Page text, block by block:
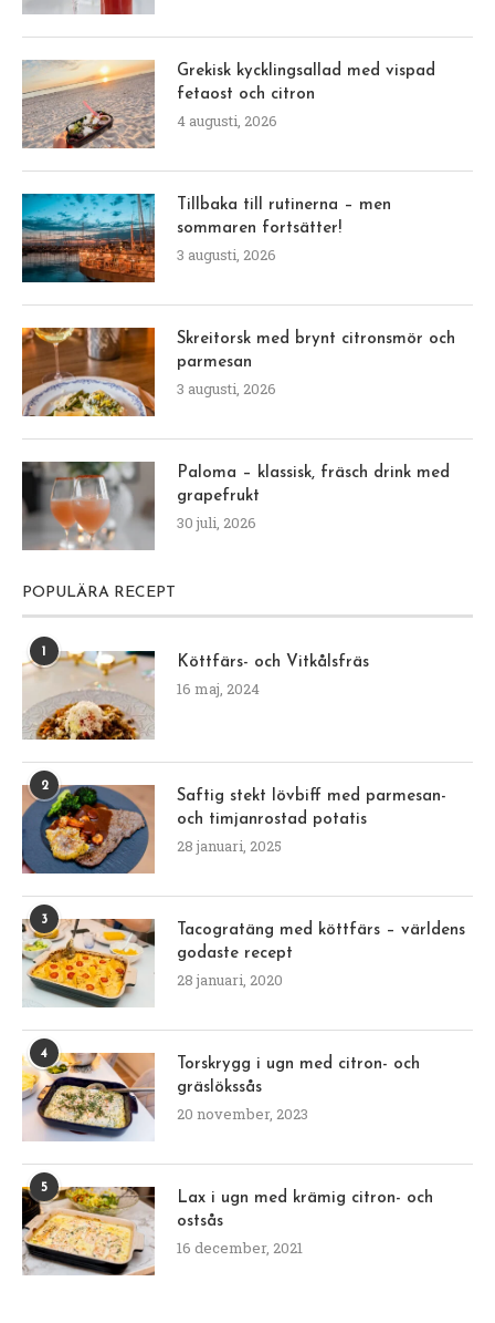
Grekisk kycklingsallad med vispad
fetaost och citron
4 augusti, 2026
Tillbaka till rutinerna – men
sommaren fortsätter!
3 augusti, 2026
Skreitorsk med brynt citronsmör och
parmesan
3 augusti, 2026
Paloma – klassisk, fräsch drink med
grapefrukt
30 juli, 2026
POPULÄRA RECEPT
Köttfärs- och Vitkålsfräs
16 maj, 2024
2
Saftig stekt lövbiff med parmesan-
och timjanrostad potatis
28 januari, 2025
3
Tacogratäng med köttfärs – världens
godaste recept
28 januari, 2020
4
Torskrygg i ugn med citron- och
gräslökssås
20 november, 2023
5
Lax i ugn med krämig citron- och
ostsås
16 december, 2021